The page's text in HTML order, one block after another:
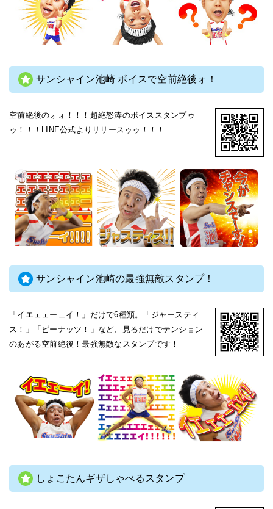
サンシャイン池崎 ボイスで空前絶後ォ！
空前絶後のォォ！！！超絶怒涛のボイススタンプゥ
ゥ！！！LINE公式よりリリースゥゥ！！！
サンシャイン池崎の最強無敵スタンプ！
「イエェェーェイ！」だけで6種類。「ジャースティ
ス！」「ピーナッツ！」など、見るだけでテンション
のあがる空前絶後！最強無敵なスタンプです！
しょこたんギザしゃべるスタンプ